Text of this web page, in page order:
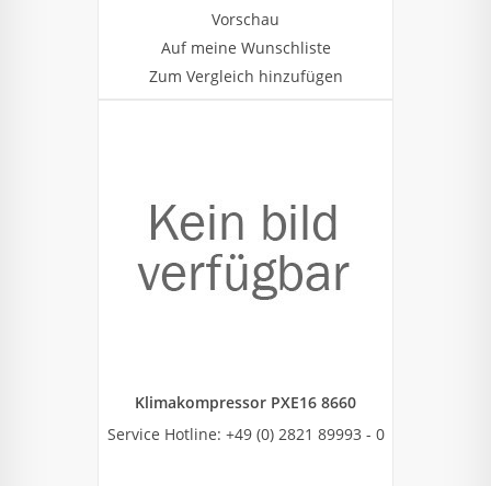
Vorschau
Auf meine Wunschliste
Zum Vergleich hinzufügen
Klimakompressor PXE16 8660
Service Hotline: +49 (0) 2821 89993 - 0